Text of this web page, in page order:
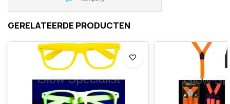
GERELATEERDE PRODUCTEN